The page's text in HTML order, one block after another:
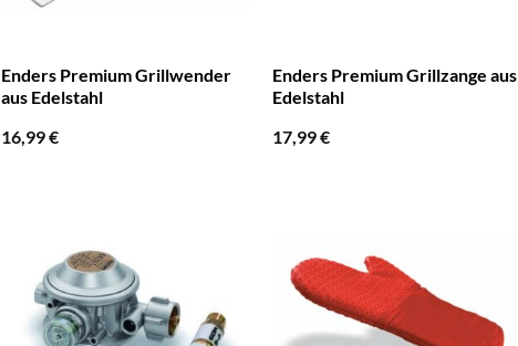
Enders Premium Grillwender
aus Edelstahl
16,99€
Enders Premium Grillzange aus
Edelstahl
17,99€